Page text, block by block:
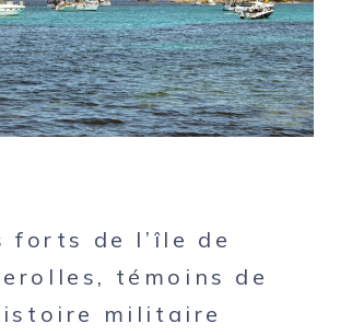
forts de l’île de
témoins de
militaire